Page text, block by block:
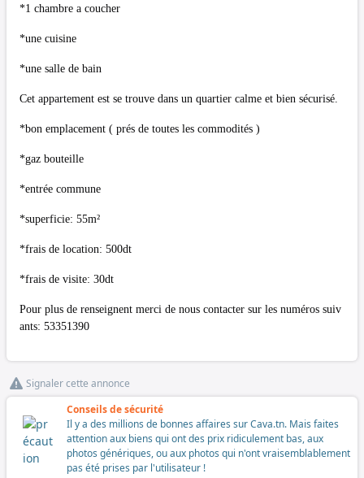
*1 chambre a coucher
*une cuisine
*une salle de bain
Cet appartement est se trouve dans un quartier calme et bien sécurisé.
*bon emplacement ( prés de toutes les commodités )
*gaz bouteille
*entrée commune
*superficie: 55m²
*frais de location: 500dt
*frais de visite: 30dt
Pour plus de renseignent merci de nous contacter sur les numéros suiv
ants: 53351390
Signaler cette annonce
Conseils de sécurité
Il y a des millions de bonnes affaires sur Cava.tn. Mais faites
attention aux biens qui ont des prix ridiculement bas, aux
photos génériques, ou aux photos qui n'ont vraisemblablement
pas été prises par l'utilisateur !